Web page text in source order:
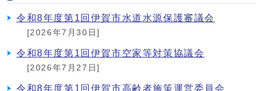
令和8年度第1回伊賀市水道水源保護審議会
[2026年7月30日]
令和8年度第1回伊賀市空家等対策協議会
[2026年7月27日]
令和8年度第1回伊賀市高齢者施策運営委員会